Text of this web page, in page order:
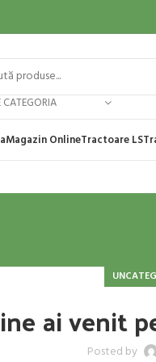
CATEGORIA
Magazin OnlineTractoare LS
ai venit
Posted by